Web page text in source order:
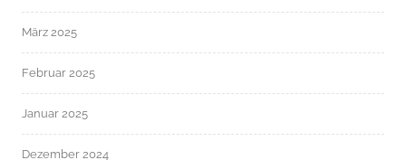
März 2025
Februar 2025
Januar 2025
Dezember 2024